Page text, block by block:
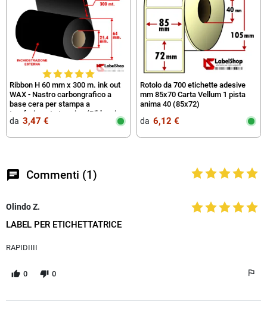
Ribbon H 60 mm x 300 m. ink out
WAX - Nastro carbongrafico a
base cera per stampa a
trasferimento termico (Ribbon in
Cera)
da‎ ‎ 3,47 €
Rotolo da 700 etichette adesive
mm 85x70 Carta Vellum 1 pista
anima 40 (85x72)
da‎ ‎ 6,12 €
chat Commenti (1)
Olindo Z.
LABEL PER ETICHETTATRICE
RAPIDIIII
0 0